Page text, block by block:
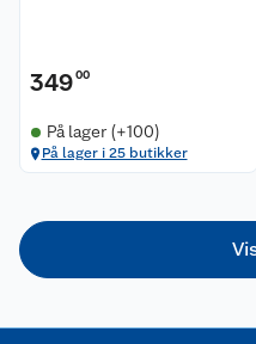
34900
På lager (+100)
På lager i 25 butikker
Sikkerhetsdatablad
Samvirkelag
Virksomheten
Kjøpsvilkår
Personvern
Retur av el-avfall
Klikk og hent
Matvaregaranti
Festdrakter til hele familien
Alt til grillsesongen
Trampoline
Hagemøbler og utemøbler